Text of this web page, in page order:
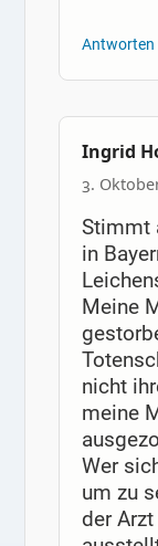
Antworten
Ingrid
3.
Stimmt
in
Meine
nicht
meine
Wer
um zu
der